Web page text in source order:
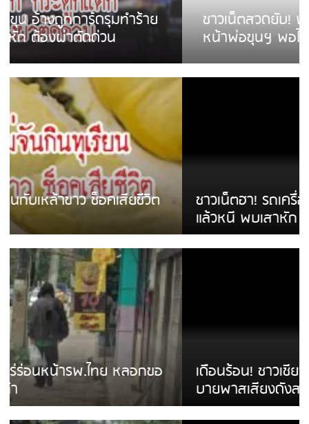
ชาวเน็ตสวดยับ! พบพม่าเร่ขายพวงมาลัย
หน้าพ่อขุนฯ พอไม่ซื้อเดินตาม
ชาวเน็ตฮา! รถเครื่องแม่สายชนป้ายร้านโลงศพ
แล้วหนี พบเสาหัก เบรคหัก หวิดได้ใช้บริการ
เดือนร้อน! ชาวเชียงรายบ่นรถ Isuzu สีขาวซิ่ง
บายพาสเสียงดังสร้างความรำคาญ